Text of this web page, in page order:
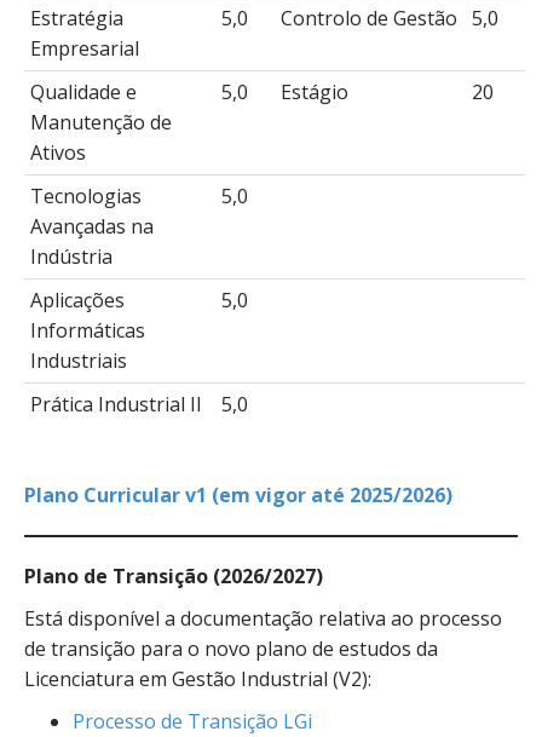
Estratégia
Empresarial
5,0 Controlo de Gestão 5,0
Qualidade e
Manutenção de
Ativos
5,0 Estágio 20
Tecnologias
Avançadas na
Indústria
5,0
Aplicações
Informáticas
Industriais
5,0
Prática Industrial II 5,0
Plano Curricular v1 (em vigor até 2025/2026)
Plano de Transição (2026/2027)
Está disponível a documentação relativa ao processo
de transição para o novo plano de estudos da
Licenciatura em Gestão Industrial (V2):
Processo de Transição LGi